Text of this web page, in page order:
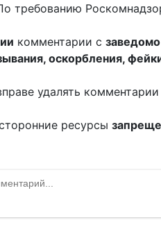
требованию
комментарии с
оскорбления,
удалять
ресурсы